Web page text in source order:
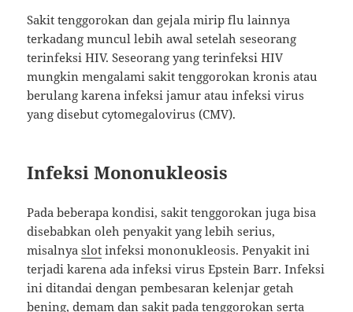
Sakit tenggorokan dan gejala mirip flu lainnya
terkadang muncul lebih awal setelah seseorang
terinfeksi HIV. Seseorang yang terinfeksi HIV
mungkin mengalami sakit tenggorokan kronis atau
berulang karena infeksi jamur atau infeksi virus
yang disebut cytomegalovirus (CMV).
Infeksi Mononukleosis
Pada beberapa kondisi, sakit tenggorokan juga bisa
disebabkan oleh penyakit yang lebih serius,
misalnyaslot infeksi mononukleosis. Penyakit ini
terjadi karena ada infeksi virus Epstein Barr. Infeksi
ini ditandai dengan pembesaran kelenjar getah
bening, demam dan sakit pada tenggorokan serta